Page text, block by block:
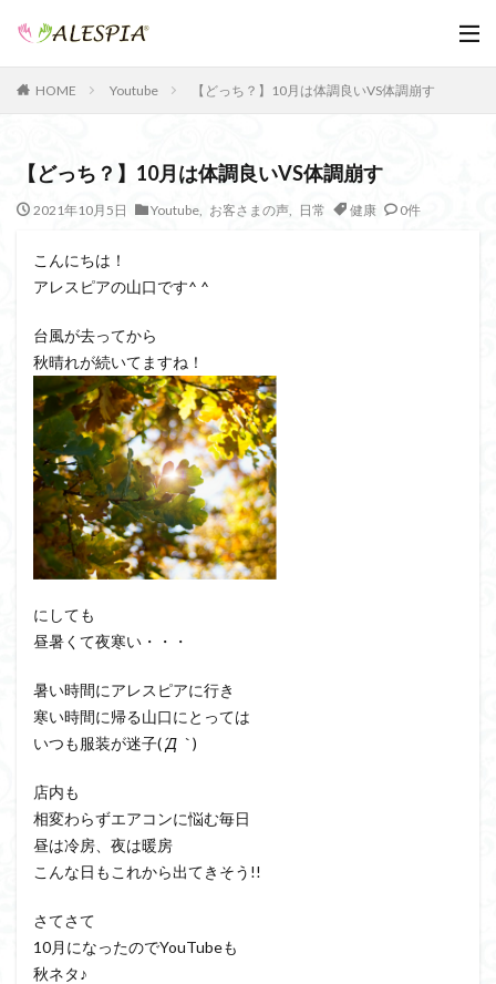
HOME Youtube 【どっち？】10月は体調良いVS体調崩す
【どっち？】10月は体調良いVS体調崩す
2021年10月5日 Youtube お客さまの声 日常 健康 0件
こんにちは！
アレスピアの山口です^ ^
台風が去ってから
秋晴れが続いてますね！
にしても
昼暑くて夜寒い・・・
暑い時間にアレスピアに行き
寒い時間に帰る山口にとっては
いつも服装が迷子(´Д｀)
店内も
相変わらずエアコンに悩む毎日
昼は冷房、夜は暖房
こんな日もこれから出てきそう!!
さてさて
10月になったのでYouTubeも
秋ネタ♪